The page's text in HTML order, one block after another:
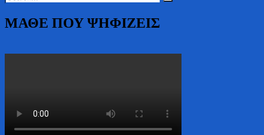
ΜΑΘΕ ΠΟΥ ΨΗΦΙΖΕΙΣ